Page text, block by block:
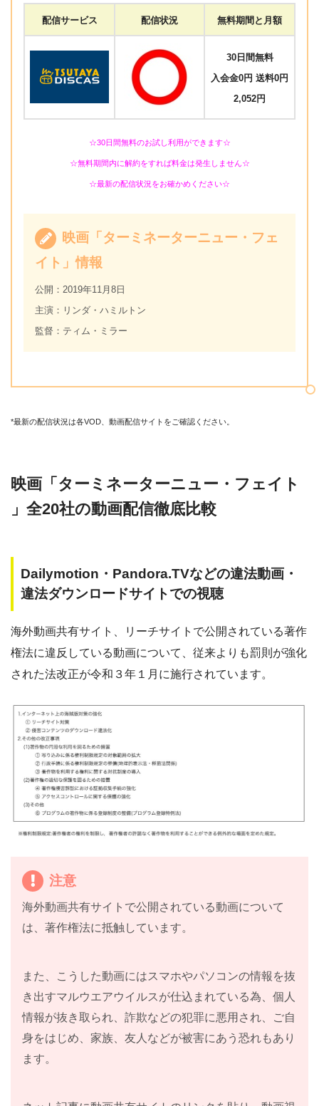
配信サービス 配信状況 無料期間と月額
30日間無料
入会金0円 送料0円
2,052円
☆30日間無料のお試し利用ができます☆
☆無料期間内に解約をすれば料金は発生しません☆
☆最新の配信状況をお確かめください☆
映画「ターミネーターニュー・フェ
イト」情報
公開：2019年11月8日
主演：リンダ・ハミルトン
監督：ティム・ミラー
*最新の配信状況は各VOD、動画配信サイトをご確認ください。
映画「ターミネーターニュー・フェイト
」全20社の動画配信徹底比較
Dailymotion・Pandora.TVなどの違法動画・
違法ダウンロードサイトでの視聴
海外動画共有サイト、リーチサイトで公開されている著作
権法に違反している動画について、従来よりも罰則が強化
された法改正が令和３年１月に施行されています。
注意
海外動画共有サイトで公開されている動画について
は、著作権法に抵触しています。
また、こうした動画にはスマホやパソコンの情報を抜
き出すマルウエアウイルスが仕込まれている為、個人
情報が抜き取られ、詐欺などの犯罪に悪用され、ご自
身をはじめ、家族、友人などが被害にあう恐れもあり
ます。